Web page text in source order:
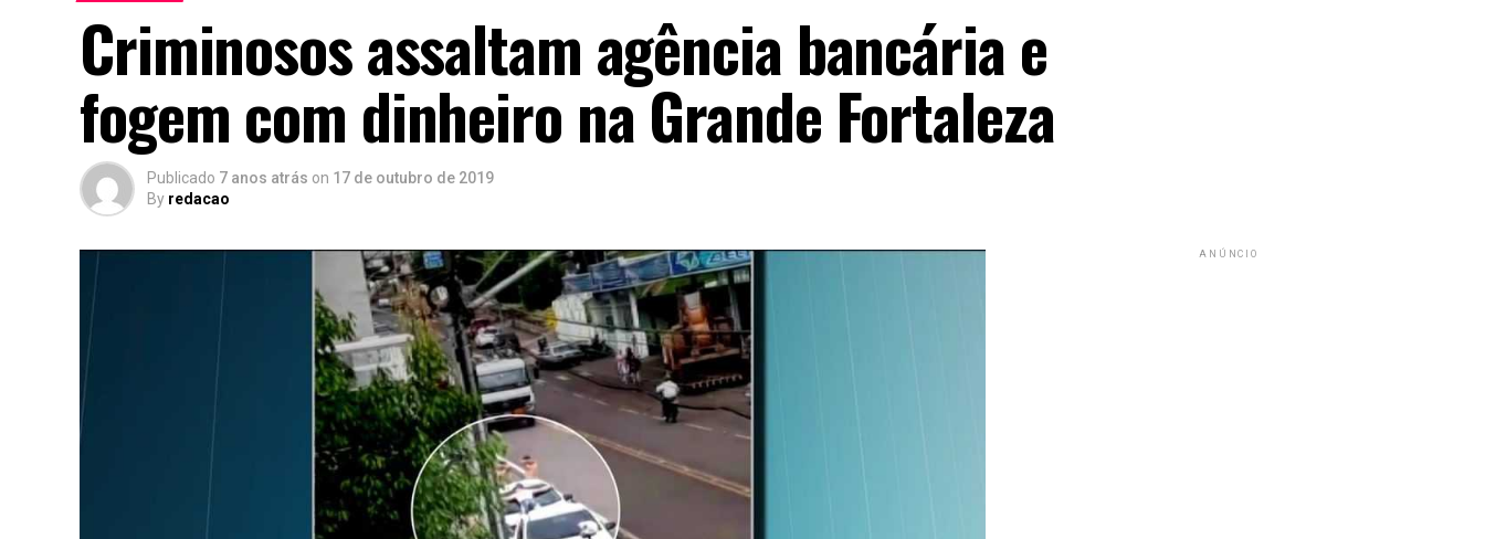
Criminosos assaltam agência bancária e
fogem com dinheiro na Grande Fortaleza
Publicado 7 anos atrás on 17 de outubro de 2019
By redacao
ANÚNCIO